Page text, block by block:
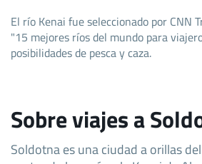
El río Kenai fue seleccionado por CNN
"15 mejores ríos del mundo para
posibilidades de pesca y caza.
Sobre viajes a
Soldotna es una ciudad a orillas